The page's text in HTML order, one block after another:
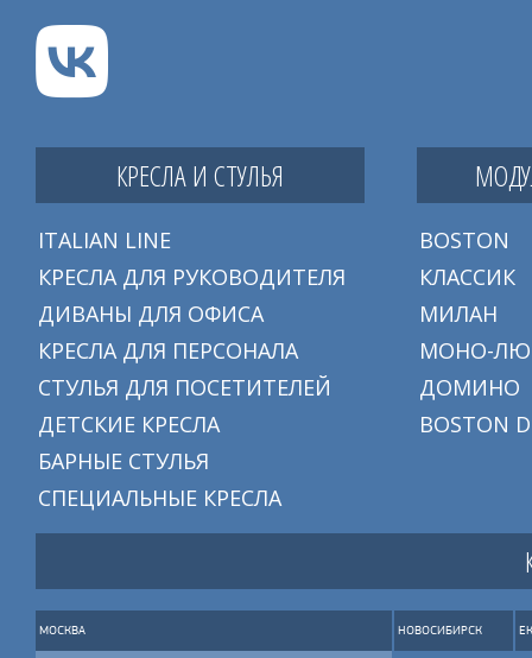
КРЕСЛА И СТУЛЬЯ
ITALIAN LINE
КРЕСЛА ДЛЯ РУКОВОДИТЕЛЯ
ДИВАНЫ ДЛЯ ОФИСА
КРЕСЛА ДЛЯ ПЕРСОНАЛА
СТУЛЬЯ ДЛЯ ПОСЕТИТЕЛЕЙ
ДЕТСКИЕ КРЕСЛА
БАРНЫЕ СТУЛЬЯ
СПЕЦИАЛЬНЫЕ КРЕСЛА
BOSTON
КЛАССИК
МИЛАН
МОНО-
ДОМИНО
BOSTON
МОСКВА НОВОСИБИРСК